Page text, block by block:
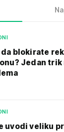
da blokirate
Jedan trik
uvodi veliku